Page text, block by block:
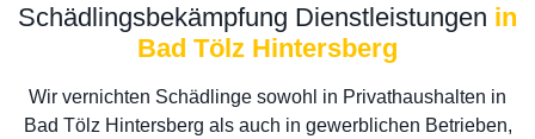
Schädlingsbekämpfung Dienstleistungen in
Bad Tölz Hintersberg
Wir vernichten Schädlinge sowohl in Privathaushalten in
Bad Tölz Hintersberg als auch in gewerblichen Betrieben,